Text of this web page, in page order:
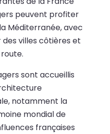
peuvent profiter
Méditerranée, avec
villes côtières et
sont accueillis
notamment la
mondial de
françaises